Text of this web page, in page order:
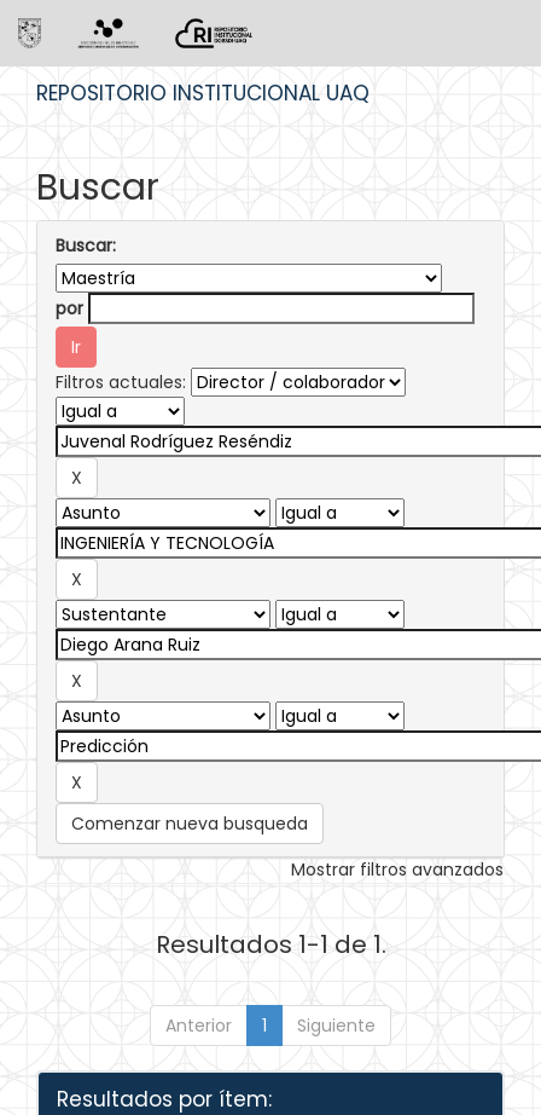
REPOSITORIO INSTITUCIONAL UAQ
Buscar
Buscar:
por
Filtros actuales:
Comenzar nueva busqueda
Mostrar filtros avanzados
Resultados 1-1 de 1.
Anterior 1 Siguiente
Resultados por ítem: